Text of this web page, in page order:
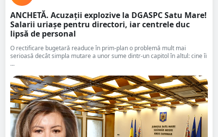
ANCHETĂ. Acuzații explozive la DGASPC Satu Mare!
Salarii uriașe pentru directori, iar centrele duc
lipsă de personal
O rectificare bugetară readuce în prim-plan o problemă mult mai
serioasă decât simpla mutare a unor sume dintr-un capitol în altul: cine îi
...